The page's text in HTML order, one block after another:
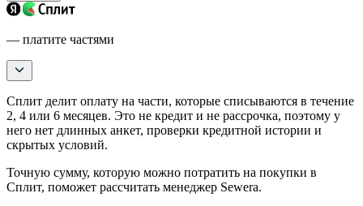
— платите частями
Сплит делит оплату на части, которые списываются в течение
2, 4 или 6 месяцев. Это не кредит и не рассрочка, поэтому у
него нет длинных анкет, проверки кредитной истории и
скрытых условий.
Точную сумму, которую можно потратить на покупки в
Сплит, поможет рассчитать менеджер Sewera.